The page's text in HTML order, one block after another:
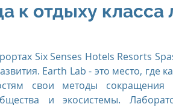
Portugal Six Senses Courchevel,
Six Senses Vana, Индия
к отдыху класса
Six Senses Hotels Resorts
Earth Lab - это место, где
свои методы сокращения
и экосистемы.